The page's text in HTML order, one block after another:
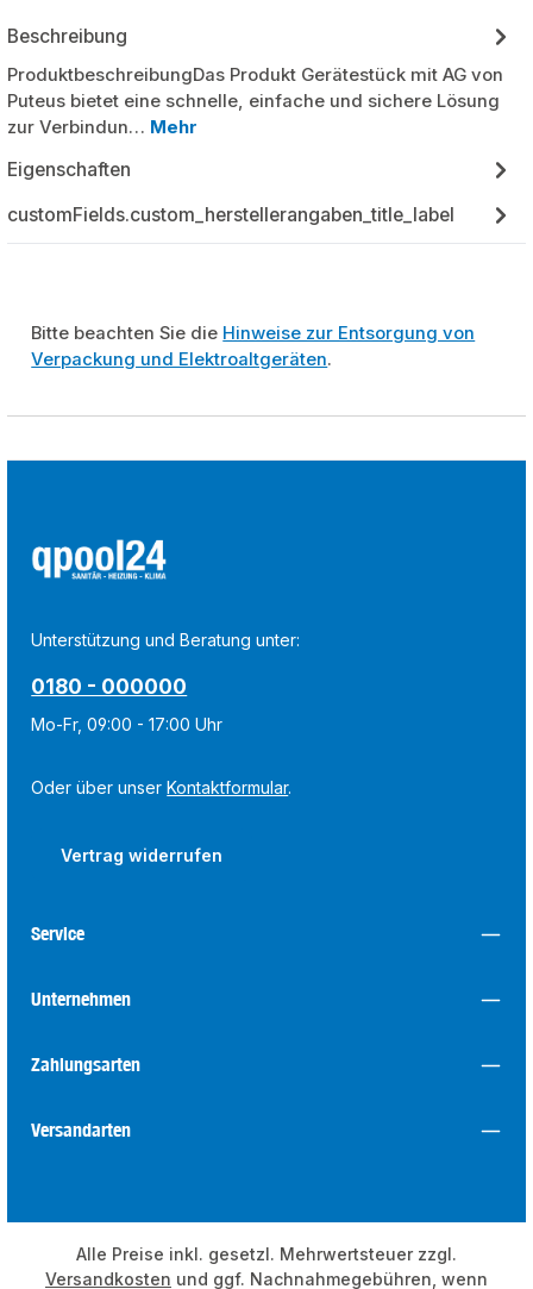
Beschreibung
ProduktbeschreibungDas Produkt Gerätestück mit AG von
Puteus bietet eine schnelle, einfache und sichere Lösung
zur Verbindun… Mehr
Eigenschaften
customFields.custom_herstellerangaben_title_label
Bitte beachten Sie die Hinweise zur Entsorgung von
Verpackung und Elektroaltgeräten.
Unterstützung und Beratung unter:
0180 - 000000
Mo-Fr, 09:00 - 17:00 Uhr
Oder über unserKontaktformular.
Vertrag widerrufen
Service
Unternehmen
Zahlungsarten
Versandarten
Alle Preise inkl. gesetzl. Mehrwertsteuer zzgl.
Versandkosten und ggf. Nachnahmegebühren, wenn